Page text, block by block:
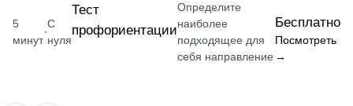
5
минут
·
С
нуля
Тест
профориентации
Определите
наиболее
подходящее для
себя направление
Бесплатно
Посмотреть
→